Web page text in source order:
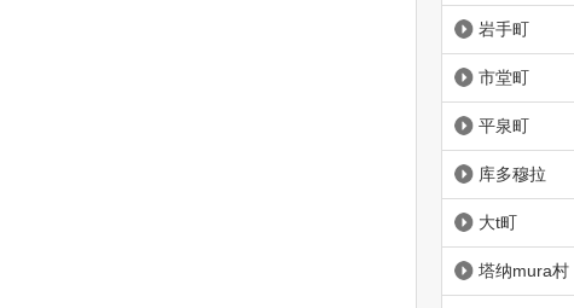
岩手町
市堂町
平泉町
库多穆拉
大t町
塔纳mura村